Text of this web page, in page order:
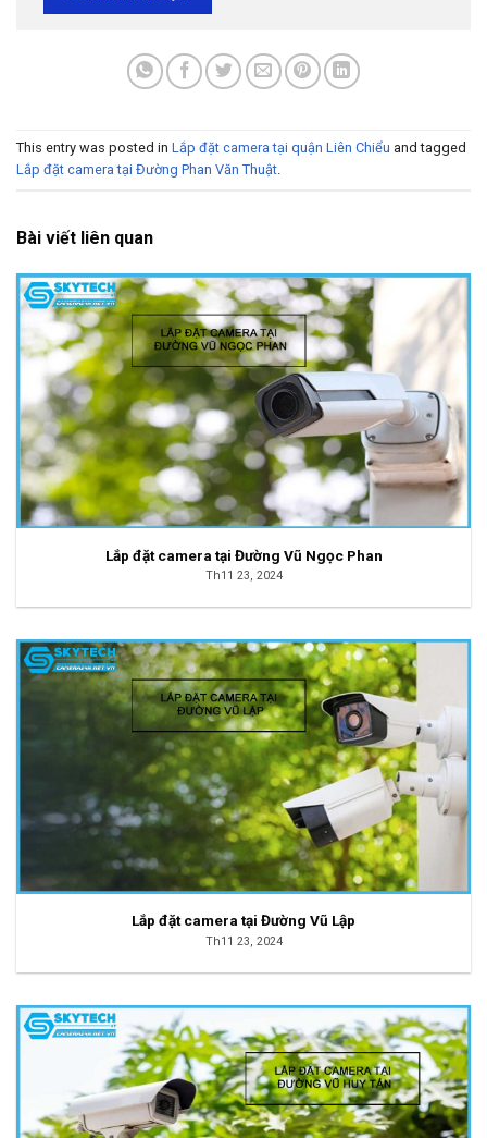
This entry was posted in Lắp đặt camera tại quận Liên Chiểu and tagged
Lắp đặt camera tại Đường Phan Văn Thuật.
Bài viết liên quan
Lắp đặt camera tại Đường Vũ Ngọc Phan
Th11 23, 2024
Lắp đặt camera tại Đường Vũ Lập
Th11 23, 2024